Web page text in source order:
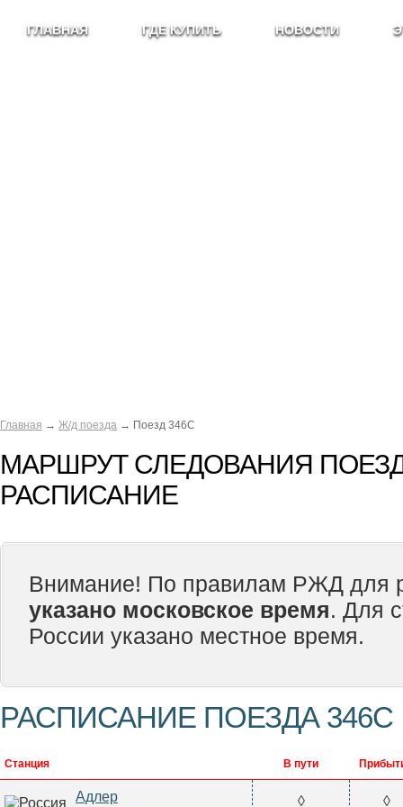
ГЛАВНАЯ ГДЕ КУПИТЬ НОВОСТИ
Главная → Ж/д поезда → Поезд 346С
МАРШРУТ СЛЕДОВАНИЯ
РАСПИСАНИЕ
Внимание! По правилам РЖД для
указано московское время. Для
России указано местное время.
РАСПИСАНИЕ ПОЕЗДА 346С
Станция В пути
Адлер ◊ ◊